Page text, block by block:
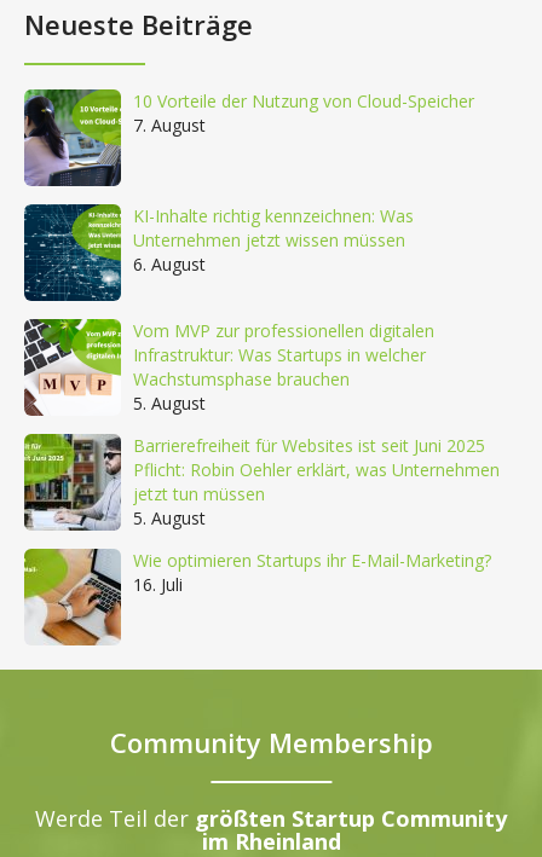
Neueste Beiträge
10 Vorteile der Nutzung von Cloud-Speicher
7. August
KI-Inhalte richtig kennzeichnen: Was
Unternehmen jetzt wissen müssen
6. August
Vom MVP zur professionellen digitalen
Infrastruktur: Was Startups in welcher
Wachstumsphase brauchen
5. August
Barrierefreiheit für Websites ist seit Juni 2025
Pflicht: Robin Oehler erklärt, was Unternehmen
jetzt tun müssen
5. August
Wie optimieren Startups ihr E-Mail-Marketing?
16. Juli
Community Membership
Werde Teil der größten Startup Community
im Rheinland